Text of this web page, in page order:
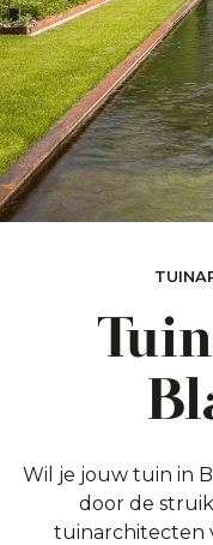
Wil je jouw tuin in
door de
tuinarchitecten